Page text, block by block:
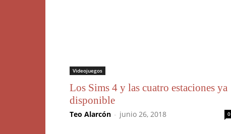
Videojuegos
Los Sims 4 y las cuatro estaciones ya
disponible
Teo Alarcón - junio 26, 2018 0